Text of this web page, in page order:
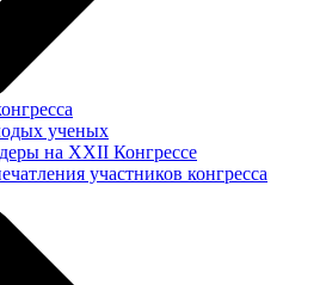
ученых
на XXII Конгрессе
участников конгресса